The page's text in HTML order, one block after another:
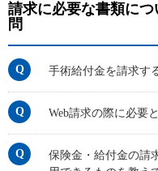
請求に必要な書類に
問
手術給付金を請求す
Web請求の際に必要
保険金・給付金の請